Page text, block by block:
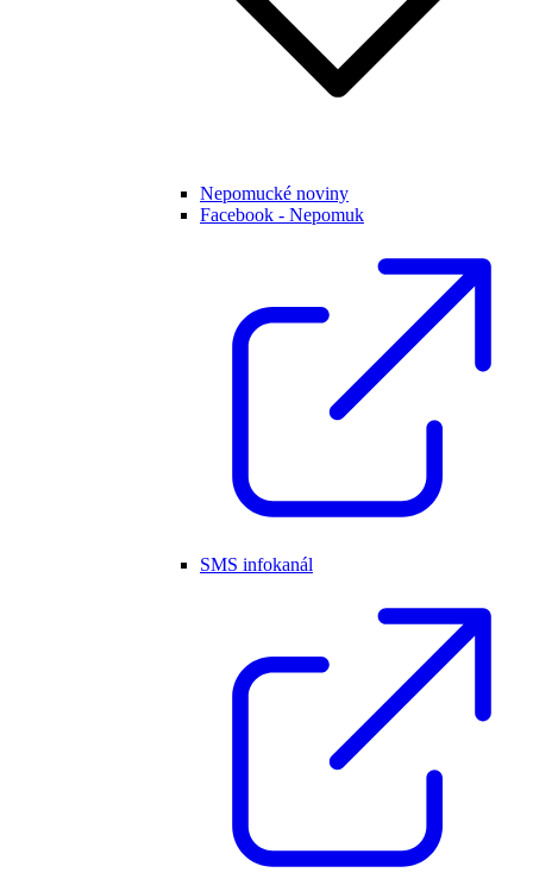
Nepomucké noviny
Facebook - Nepomuk
SMS infokanál